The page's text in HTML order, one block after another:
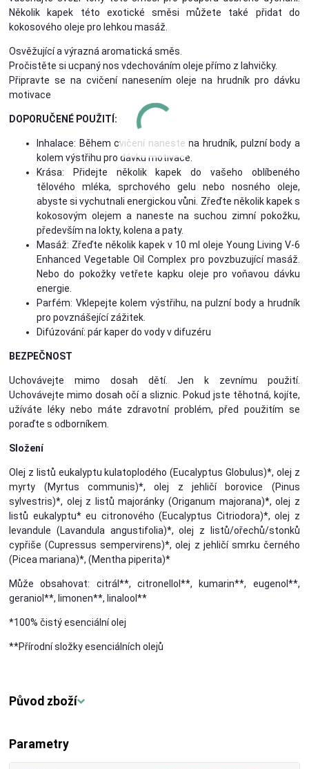
Několik kapek této exotické směsi můžete také přidat do
kokosového oleje pro lehkou masáž.
Osvěžující a výrazná aromatická směs.
Pročistěte si ucpaný nos vdechováním oleje přímo z lahvičky.
Připravte se na cvičení nanesením oleje na hrudník pro dávku
motivace
DOPORUČENÉ POUŽITÍ:
Inhalace: Během cvičení naneste na hrudník, pulzní body a
kolem výstřihu pro dávku motivace.
Krása: Přidejte několik kapek do vašeho oblíbeného
tělového mléka, sprchového gelu nebo nosného oleje,
abyste si vychutnali energickou vůni. Zřeďte několik kapek s
kokosovým olejem a naneste na suchou zimní pokožku,
především na lokty, kolena a paty.
Masáž: Zřeďte několik kapek v 10 ml oleje Young Living V-6
Enhanced Vegetable Oil Complex pro povzbuzující masáž.
Nebo do pokožky vetřete kapku oleje pro voňavou dávku
energie.
Parfém: Vklepejte kolem výstřihu, na pulzní body a hrudník
pro povznášející zážitek.
Difúzování: pár kaper do vody v difuzéru
BEZPEČNOST
Uchovávejte mimo dosah dětí. Jen k zevnímu použití.
Uchovávejte mimo dosah očí a sliznic. Pokud jste těhotná, kojíte,
užíváte léky nebo máte zdravotní problém, před použitím se
poraďte s odborníkem.
Složení
Olej z listů eukalyptu kulatoplodého (Eucalyptus Globulus)*, olej z
myrty (Myrtus communis)*, olej z jehličí borovice (Pinus
sylvestris)*, olej z listů majoránky (Origanum majorana)*, olej z
listů eukalyptu* eu citronového (Eucalyptus Citriodora)*, olej z
levandule (Lavandula angustifolia)*, olej z listů/ořechů/stonků
cypřiše (Cupressus sempervirens)*, olej z jehličí smrku černého
(Picea mariana)*, (Mentha piperita)*
Může obsahovat: citrál**, citronellol**, kumarin**, eugenol**,
geraniol**, limonen**, linalool**
*100% čistý esenciální olej
**Přírodní složky esenciálních olejů
Původ zboží
Parametry